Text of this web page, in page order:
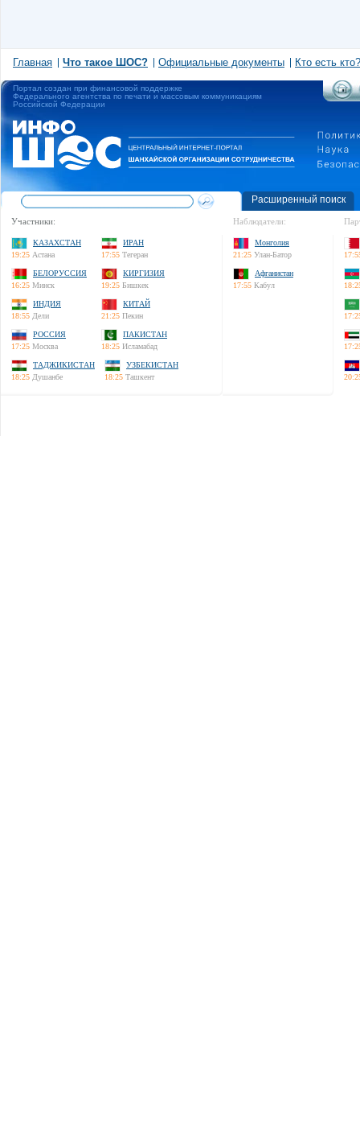
Главная Что такое ШОС? Официальные документы Кто есть кто?
Портал создан при финансовой поддержке
Федерального агентства по печати и массовым коммуникациям
Российской Федерации
Расширенный поиск
Участники:
КАЗАХСТАН
19:25 Астана
ИРАН
17:55 Тегеран
БЕЛОРУССИЯ
16:25 Минск
КИРГИЗИЯ
19:25 Бишкек
ИНДИЯ
18:55 Дели
КИТАЙ
21:25 Пекин
РОССИЯ
17:25 Москва
ПАКИСТАН
18:25 Исламабад
ТАДЖИКИСТАН
18:25 Душанбе
УЗБЕКИСТАН
18:25 Ташкент
Наблюдатели:
Монголия
21:25 Улан-Батор
Афганистан
17:55 Кабул